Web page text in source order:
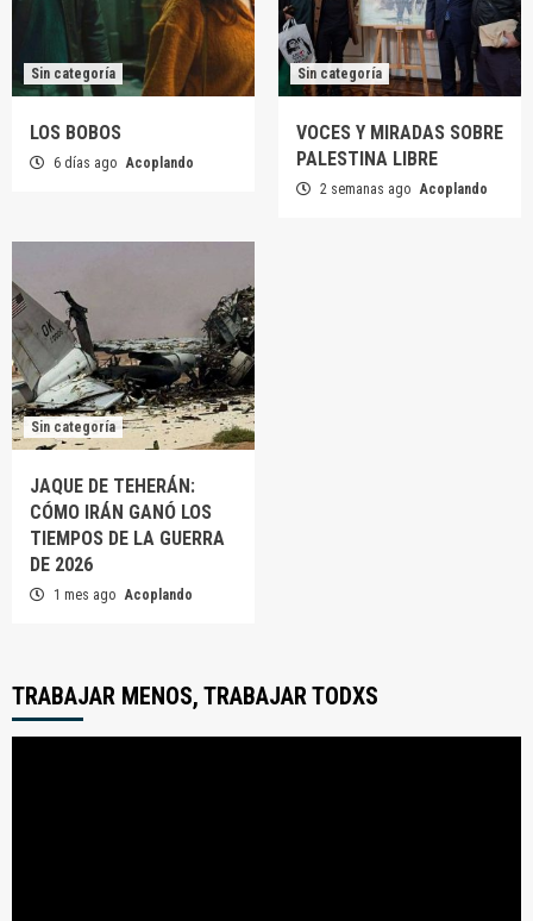
Sin categoría
LOS BOBOS
6 días ago Acoplando
Sin categoría
VOCES Y MIRADAS SOBRE
PALESTINA LIBRE
2 semanas ago Acoplando
Sin categoría
JAQUE DE TEHERÁN:
CÓMO IRÁN GANÓ LOS
TIEMPOS DE LA GUERRA
DE 2026
1 mes ago Acoplando
TRABAJAR MENOS, TRABAJAR TODXS